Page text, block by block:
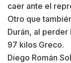
caer ante el
Otro que
Durán, al
97 kilos Greco.
Diego Román